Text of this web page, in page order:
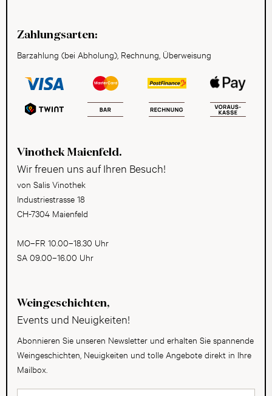
Zahlungsarten:
Barzahlung (bei Abholung), Rechnung, Überweisung
Vinothek Maienfeld.
Wir freuen uns auf Ihren Besuch!
von Salis Vinothek
Industriestrasse 18
CH-7304 Maienfeld
MO–FR 10.00–18.30 Uhr
SA 09.00–16.00 Uhr
Weingeschichten,
Events und Neuigkeiten!
Abonnieren Sie unseren Newsletter und erhalten Sie spannende
Weingeschichten, Neuigkeiten und tolle Angebote direkt in Ihre
Mailbox.